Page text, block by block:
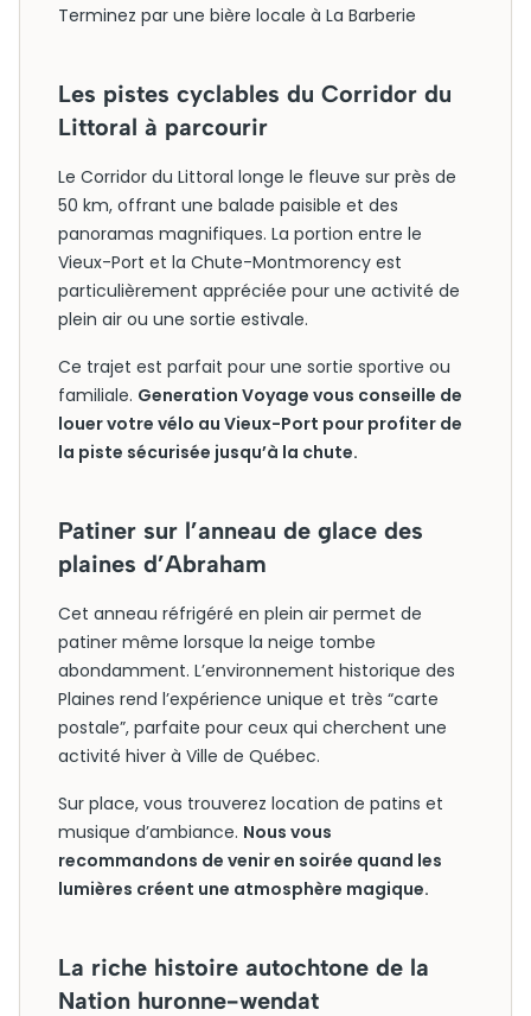
Terminez par une bière locale à La Barberie
Les pistes cyclables du Corridor du
Littoral à parcourir
Le Corridor du Littoral longe le fleuve sur près de
50 km, offrant une balade paisible et des
panoramas magnifiques. La portion entre le
Vieux-Port et la Chute-Montmorency est
particulièrement appréciée pour une activité de
plein air ou une sortie estivale.
Ce trajet est parfait pour une sortie sportive ou
familiale. Generation Voyage vous conseille de
louer votre vélo au Vieux-Port pour profiter de
la piste sécurisée jusqu’à la chute.
Patiner sur l’anneau de glace des
plaines d’Abraham
Cet anneau réfrigéré en plein air permet de
patiner même lorsque la neige tombe
abondamment. L’environnement historique des
Plaines rend l’expérience unique et très “carte
postale”, parfaite pour ceux qui cherchent une
activité hiver à Ville de Québec.
Sur place, vous trouverez location de patins et
musique d’ambiance. Nous vous
recommandons de venir en soirée quand les
lumières créent une atmosphère magique.
La riche histoire autochtone de la
Nation huronne-wendat